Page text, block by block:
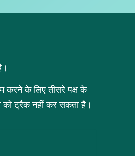
करने के लिए तीसरे पक्ष के
को ट्रैक नहीं कर सकता है।